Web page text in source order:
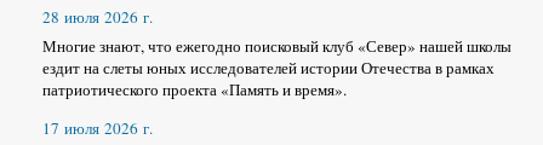
28 июля 2026 г.
Многие знают, что ежегодно поисковый клуб «Север» нашей школы
ездит на слеты юных исследователей истории Отечества в рамках
патриотического проекта «Память и время».
17 июля 2026 г.